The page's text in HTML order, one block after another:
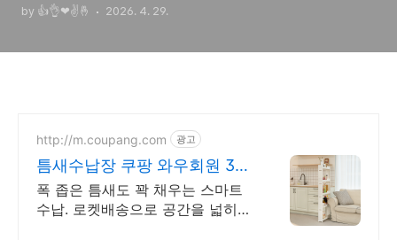
by 👍👌❤✌🤞 2026. 4. 29.
http://m.coupang.com 광고
틈새수납장 쿠팡 와우회원 30
일 반품
폭 좁은 틈새도 꽉 채우는 스마트
수납. 로켓배송으로 공간을 넓히세